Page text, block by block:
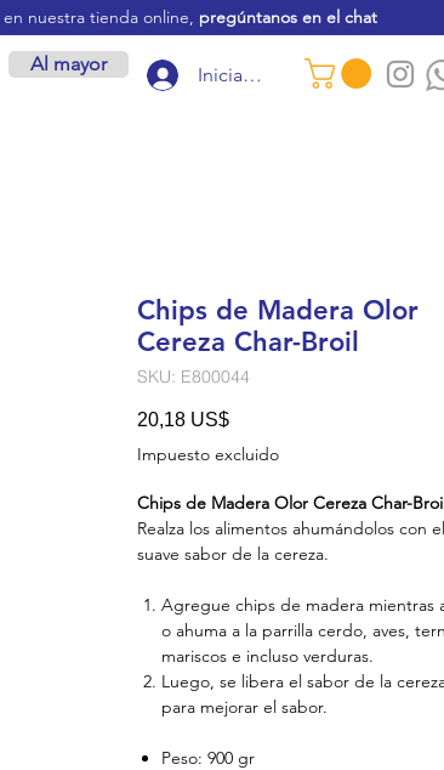
nuestra tienda online, pregúntanos en el chat
Al mayor Iniciar sesión
Chips de Madera Olor
Cereza Char-Broil
SKU: E800044
20,18 US$Precio
Impuesto excluido
Chips de Madera Olor Cereza Char-
Realza los alimentos ahumándolos con el
suave sabor de la cereza.
Agregue chips de madera mientras
o ahuma a la parrilla cerdo, aves,
mariscos e incluso verduras.
Luego, se libera el sabor de la
para mejorar el sabor.
Peso: 900 gr